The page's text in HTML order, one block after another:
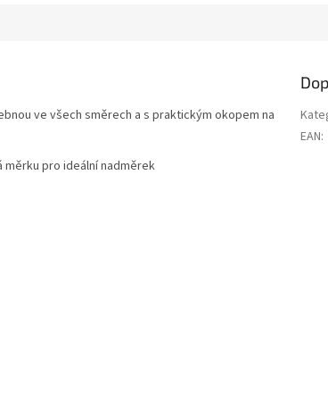
ve všech směrech a s praktickým okopem na
pro ideální nadměrek
EAN: